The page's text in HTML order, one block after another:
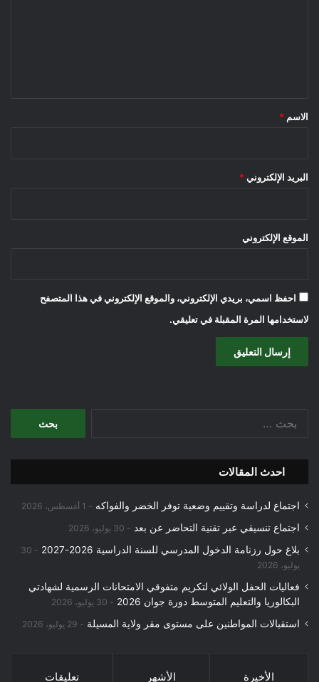
*
الاسم *
البريد الإلكتروني *
الموقع الإلكتروني
احفظ اسمي، بريدي الإلكتروني، والموقع الإلكتروني في هذا المتصفح
لاستخدامها المرة المقبلة في تعليقي.
احدث المقالات
اجتماع لدراسة وتقييم وضعية توفر الخضر والفواكه 1 أغسطس، 2026
اجتماع تنسيقي عبر تقنية التحاضر عن بعد 30 يوليو، 2026
بلاغ حول رزنامة الدخول المدرسي للسنة الدراسية 2026-2027
30
يوليو، 2026
فعاليات الحفل الولائي لتكريم متفوقي الامتحانات الرسمية لشهادتي
البكالوريا والتعليم المتوسط دورة جوان 2026
30 يوليو، 2026
استقبالات المواطنين على مستوى مقر ولاية المسيلة 29 يوليو، 2026
الأخيرة الأشهر تعليقات